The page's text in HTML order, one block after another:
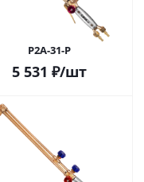
Р2А-31-Р
5 531 ₽/шт